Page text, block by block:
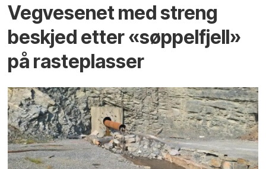
Vegvesenet med streng
beskjed etter «søppelfjell»
på rasteplasser